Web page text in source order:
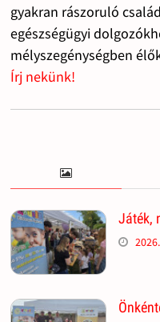
gyakran rászoruló
egészségügyi
mélyszegénységben
Írj nekünk!
Játék,